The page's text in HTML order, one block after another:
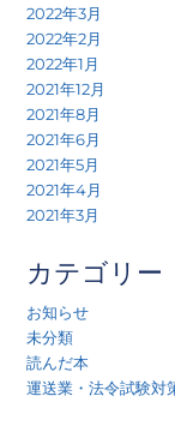
2022年3月
2022年2月
2022年1月
2021年12月
2021年8月
2021年6月
2021年5月
2021年4月
2021年3月
カテゴリー
お知らせ
未分類
読んだ本
運送業・法令試験対